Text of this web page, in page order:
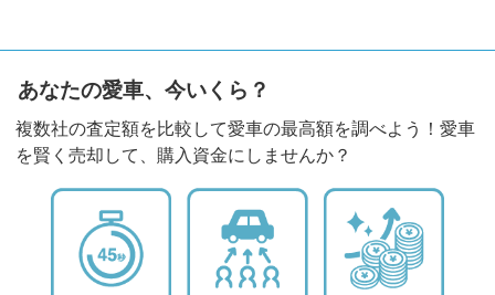
あなたの愛車、今いくら？
複数社の査定額を比較して愛車の最高額を調べよう！愛車
を賢く売却して、購入資金にしませんか？